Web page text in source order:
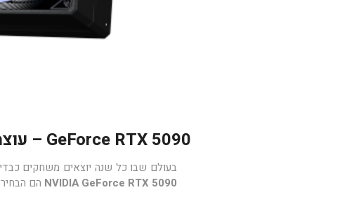
GeForce RTX 5090 – עוצמה, חדשנות ולמה כדאי לקנות באופק פי סי
בעולם שבו כל שנה יוצאים משחקים
NVIDIA GeForce RTX 5090 הם